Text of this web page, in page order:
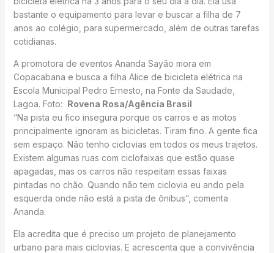
bastante o equipamento para levar e buscar a filha de 7
anos ao colégio, para supermercado, além de outras tarefas
cotidianas.
A promotora de eventos Ananda Sayão mora em
Copacabana e busca a filha Alice de bicicleta elétrica na
Escola Municipal Pedro Ernesto, na Fonte da Saudade,
Lagoa. Foto: Rovena Rosa/Agência Brasil
“Na pista eu fico insegura porque os carros e as motos
principalmente ignoram as bicicletas. Tiram fino. A gente fica
sem espaço. Não tenho ciclovias em todos os meus trajetos.
Existem algumas ruas com ciclofaixas que estão quase
apagadas, mas os carros não respeitam essas faixas
pintadas no chão. Quando não tem ciclovia eu ando pela
esquerda onde não está a pista de ônibus”, comenta
Ananda.
Ela acredita que é preciso um projeto de planejamento
urbano para mais ciclovias. E acrescenta que a convivência